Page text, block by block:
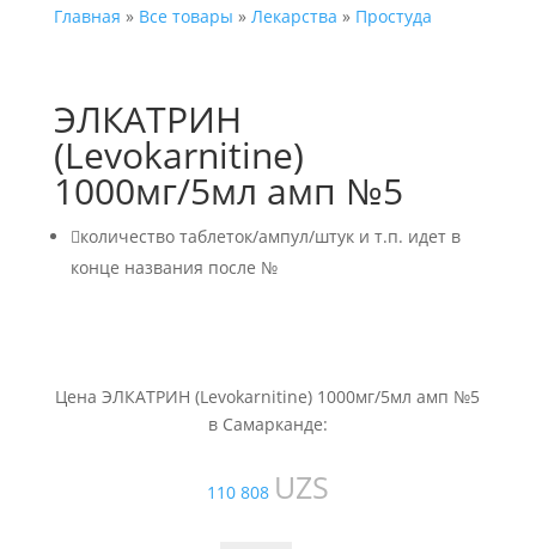
Главная » Все товары » Лекарства » Простуда
ЭЛКАТРИН
(Levokarnitine)
1000мг/5мл амп №5
количество таблеток/ампул/штук и т.п. идет в
конце названия после №
Цена ЭЛКАТРИН (Levokarnitine) 1000мг/5мл амп №5
в Самарканде:
110 808 UZS